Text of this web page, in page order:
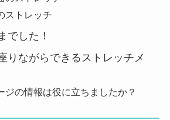
ストレッチ
でした！
りながらできるストレッチメ
ジの情報は役に立ちましたか？